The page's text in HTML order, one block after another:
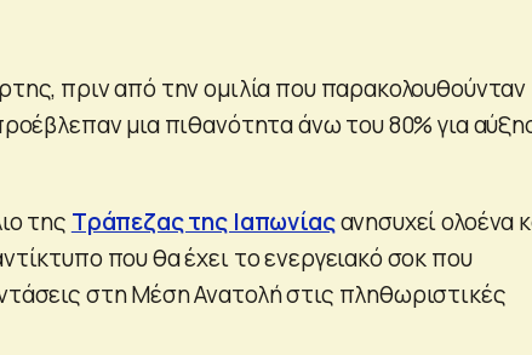
πριν από την ομιλία που παρακολουθούνταν
μια πιθανότητα άνω του 80% για
της Τράπεζας της Ιαπωνίαςανησυχεί ολοένα
που θα έχει το ενεργειακό σοκ που
στη Μέση Ανατολή στις πληθωριστικές